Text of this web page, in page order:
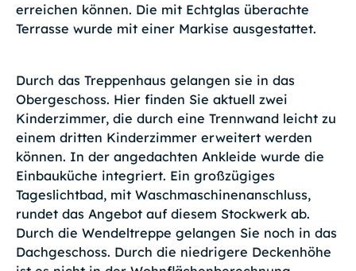
erreichen können. Die mit Echtglas überachte
Terrasse wurde mit einer Markise ausgestattet.
Durch das Treppenhaus gelangen sie in das
Obergeschoss. Hier finden Sie aktuell zwei
Kinderzimmer, die durch eine Trennwand leicht zu
einem dritten Kinderzimmer erweitert werden
können. In der angedachten Ankleide wurde die
Einbauküche integriert. Ein großzügiges
Tageslichtbad, mit Waschmaschinenanschluss,
rundet das Angebot auf diesem Stockwerk ab.
Durch die Wendeltreppe gelangen Sie noch in das
Dachgeschoss. Durch die niedrigere Deckenhöhe